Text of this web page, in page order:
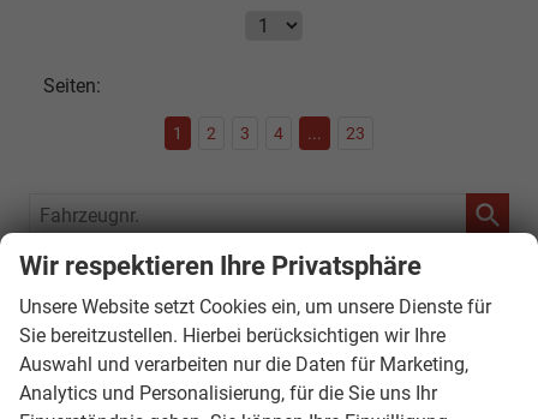
Seiten:
1 2 3 4 ... 23
Fahrzeugnr.
SOFORT VERFÜGBAR
Audi
Bentley
Wir respektieren Ihre Privatsphäre
Unsere Website setzt Cookies ein, um unsere Dienste für
Sie bereitzustellen. Hierbei berücksichtigen wir Ihre
Auswahl und verarbeiten nur die Daten für Marketing,
Analytics und Personalisierung, für die Sie uns Ihr